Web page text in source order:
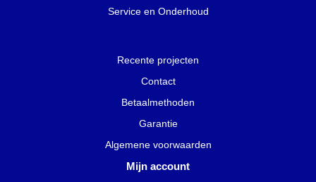
Service en Onderhoud
Recente projecten
Contact
Betaalmethoden
Garantie
Algemene voorwaarden
Mijn account